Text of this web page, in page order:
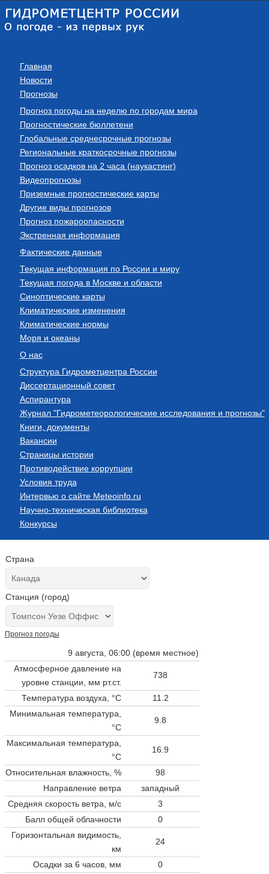
Главная
Новости
Прогнозы
Прогноз погоды на неделю по городам мира
Прогностические бюллетени
Глобальные среднесрочные прогнозы
Региональные краткосрочные прогнозы
Прогноз осадков на 2 часа (наукастинг)
Видеопрогнозы
Приземные прогностические карты
Другие виды прогнозов
Прогноз пожароопасности
Экстренная информация
Фактические данные
Текущая информация по России и миру
Текущая погода в Москве и области
Синоптические карты
Климатические изменения
Климатические нормы
Моря и океаны
О нас
Структура Гидрометцентра России
Диссертационный совет
Аспирантура
Журнал "Гидрометеорологические исследования и прогнозы"
Книги, документы
Вакансии
Страницы истории
Противодействие коррупции
Условия труда
Интервью о сайте Meteoinfo.ru
Научно-техническая библиотека
Конкурсы
Страна
Станция (город)
Прогноз погоды
9 августа, 06:00 (время местное)
Атмосферное давление на
уровне станции, мм рт.ст.
738
Температура воздуха, °C
11.2
Минимальная температура,
°C
9.8
Максимальная температура,
°C
16.9
Относительная влажность, %
98
Направление ветра
западный
Средняя скорость ветра, м/с
3
Балл общей облачности
0
Горизонтальная видимость,
км
24
Осадки за 6 часов, мм
0